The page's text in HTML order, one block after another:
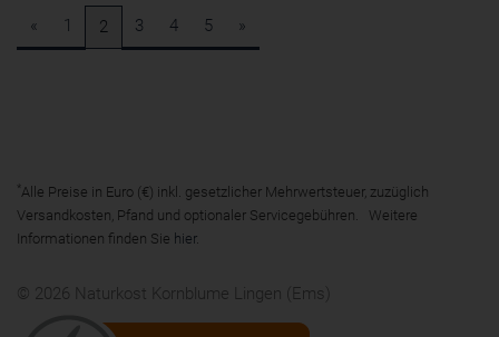
« 1 2 3 4 5 »
*Alle Preise in Euro (€) inkl. gesetzlicher Mehrwertsteuer, zuzüglich
Versandkosten, Pfand und optionaler Servicegebühren. Weitere
Informationen finden Sie hier.
© 2026 Naturkost Kornblume Lingen (Ems)